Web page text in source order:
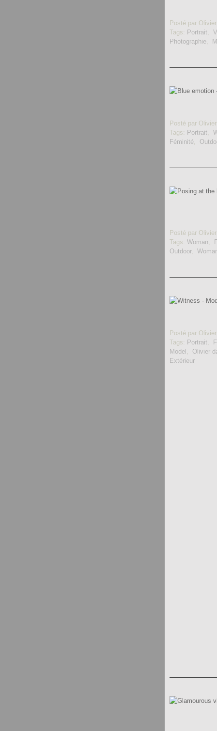
Posté par
Tags: Portrait,
Photographie,
Posté par
Tags: Portrait,
Féminité,
Posté par
Tags: Woman,
Outdoor,
Posté par
Tags: Portrait,
Model , Olivier
Extérieur